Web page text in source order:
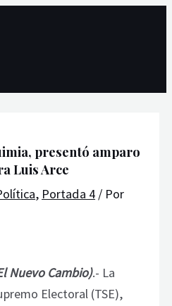
presentó amparo
Luis Arce
, Portada 4 / Por
Nuevo Cambio).- La
Electoral (TSE),